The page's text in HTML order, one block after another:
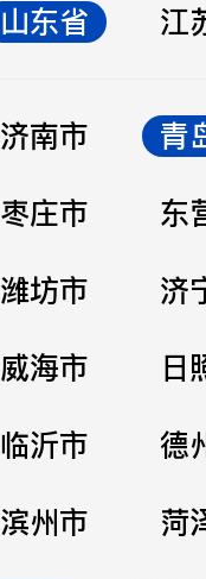
山东省
江
济南市
青
枣庄市
东
潍坊市
济
威海市
日
临沂市
德
滨州市
菏